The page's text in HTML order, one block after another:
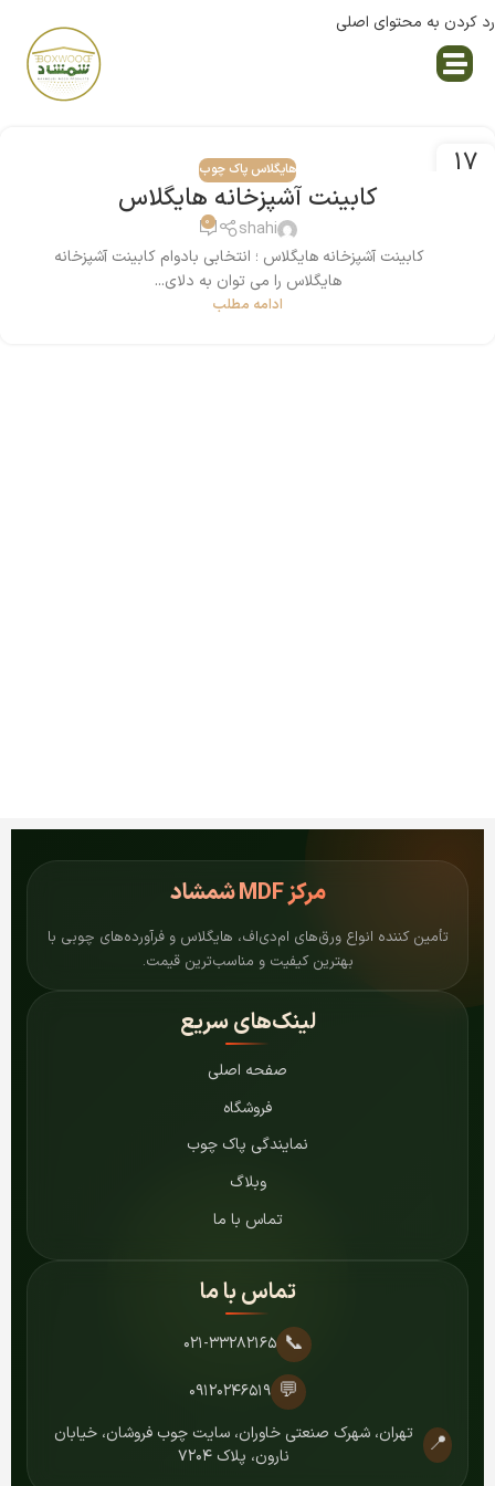
رد کردن به محتوای اصلی
17 هایگلاس پاک چوب
کابینت آشپزخانه هایگلاس
shahi
0
کابینت آشپزخانه هایگلاس ؛ انتخابی بادوام کابینت آشپزخانه
هایگلاس را می توان به دلای...
ادامه مطلب
مرکزMDF شمشاد
تأمین کننده انواع ورق‌های ام‌دی‌اف، هایگلاس و فرآورده‌های چوبی با
بهترین کیفیت و مناسب‌ترین قیمت.
لینک‌های سریع
صفحه اصلی
فروشگاه
نمایندگی پاک چوب
وبلاگ
تماس با ما
تماس با ما
📞 ۰۲۱-۳۳۲۸۲۱۶۵
💬 ۰۹۱۲۰۲۴۶۵۱۹
📍
تهران، شهرک صنعتی خاوران، سایت چوب فروشان، خیابان
نارون، پلاک ۷۲۰۴